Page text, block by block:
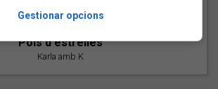
"Pols d'estrelles"
Karla amb K
Gestionar opcions